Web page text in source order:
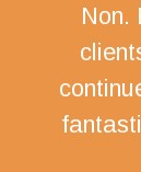
Non.